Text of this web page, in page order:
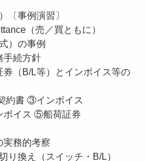
〔事例演習〕
（売／買ともに）
）の事例
続方針
（B/L等）とインボイス等の
③インボイス
ス ⑤船荷証券
務的考察
換え（スイッチ・B/L）